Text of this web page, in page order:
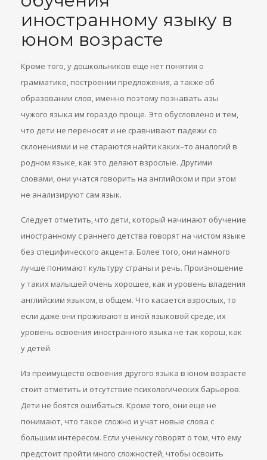
иностранному языку в
юном возрасте
Кроме того, у дошкольников еще нет понятия о
грамматике, построении предложения, а также об
образовании слов, именно поэтому познавать азы
чужого языка им гораздо проще. Это обусловлено и тем,
что дети не переносят и не сравнивают падежи со
склонениями и не стараются найти каких–то аналогий в
родном языке, как это делают взрослые. Другими
словами, они учатся говорить на английском и при этом
не анализируют сам язык.
Следует отметить, что дети, который начинают обучение
иностранному с раннего детства говорят на чистом языке
без специфического акцента. Более того, они намного
лучше понимают культуру страны и речь. Произношение
у таких малышей очень хорошее, как и уровень владения
английским языком, в общем. Что касается взрослых, то
если даже они проживают в иной языковой среде, их
уровень освоения иностранного языка не так хорош, как
у детей.
Из преимуществ освоения другого языка в юном возрасте
стоит отметить и отсутствие психологических барьеров.
Дети не боятся ошибаться. Кроме того, они еще не
понимают, что такое сложно и учат новые слова с
большим интересом. Если ученику говорят о том, что ему
предстоит пройти много сложностей, чтобы освоить